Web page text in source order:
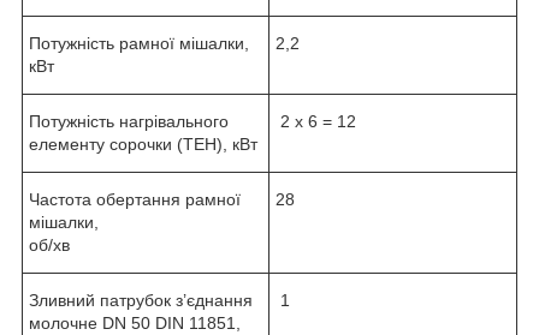
Потужність рамної мішалки,
кВт
2,2
Потужність нагрівального
елементу сорочки (ТЕН), кВт
2 х 6 = 12
Частота обертання рамної
мішалки,
об/хв
28
Зливний патрубок з’єднання
молочне DN 50 DIN 11851,
1